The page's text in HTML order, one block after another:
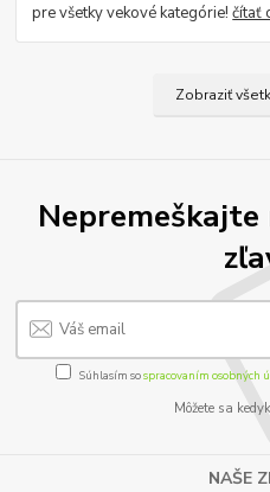
pre všetky vekové kategórie!čítať
Zobraziť
Nepremeškajte
Súhlasím sospracovaním osobných
Môžete sa
NAŠE